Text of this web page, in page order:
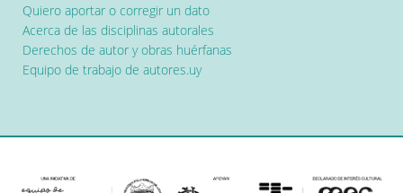
Quiero aportar o corregir un dato
Acerca de las disciplinas autorales
Derechos de autor y obras huérfanas
Equipo de trabajo de autores.uy